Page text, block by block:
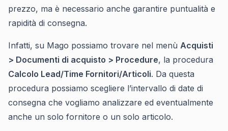
prezzo, ma è necessario anche garantire puntualità e
rapidità di consegna.
Infatti, su Mago possiamo trovare nel menù Acquisti
> Documenti di acquisto > Procedure, la procedura
Calcolo Lead/Time Fornitori/Articoli. Da questa
procedura possiamo scegliere l’intervallo di date di
consegna che vogliamo analizzare ed eventualmente
anche un solo fornitore o un solo articolo.